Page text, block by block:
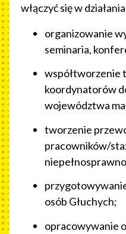
włączyć się w
organizowanie
seminaria,
współtworzenie
koordynatorów
województwa
tworzenie
pracowników/
osób Głuchych;
opracowywanie